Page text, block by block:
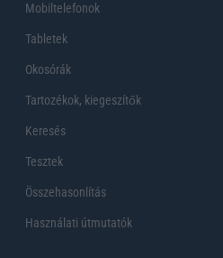
Mobiltelefonok
Tabletek
Okosórák
Tartozékok, kiegeszítők
Keresés
Tesztek
Összehasonlítás
Használati útmutatók